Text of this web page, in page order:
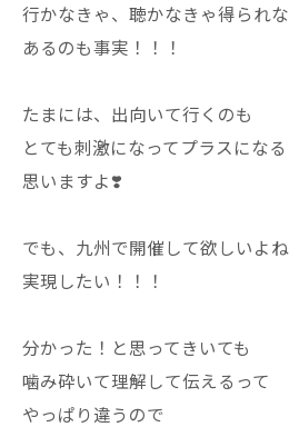
行かなきゃ、聴かなきゃ得られ
あるのも事実！！！
たまには、出向いて行くのも
とても刺激になってプラスになる
思いますよ❣️
でも、九州で開催して欲しいよね
実現したい！！！
分かった！と思ってきいても
噛み砕いて理解して伝えるって
やっぱり違うので